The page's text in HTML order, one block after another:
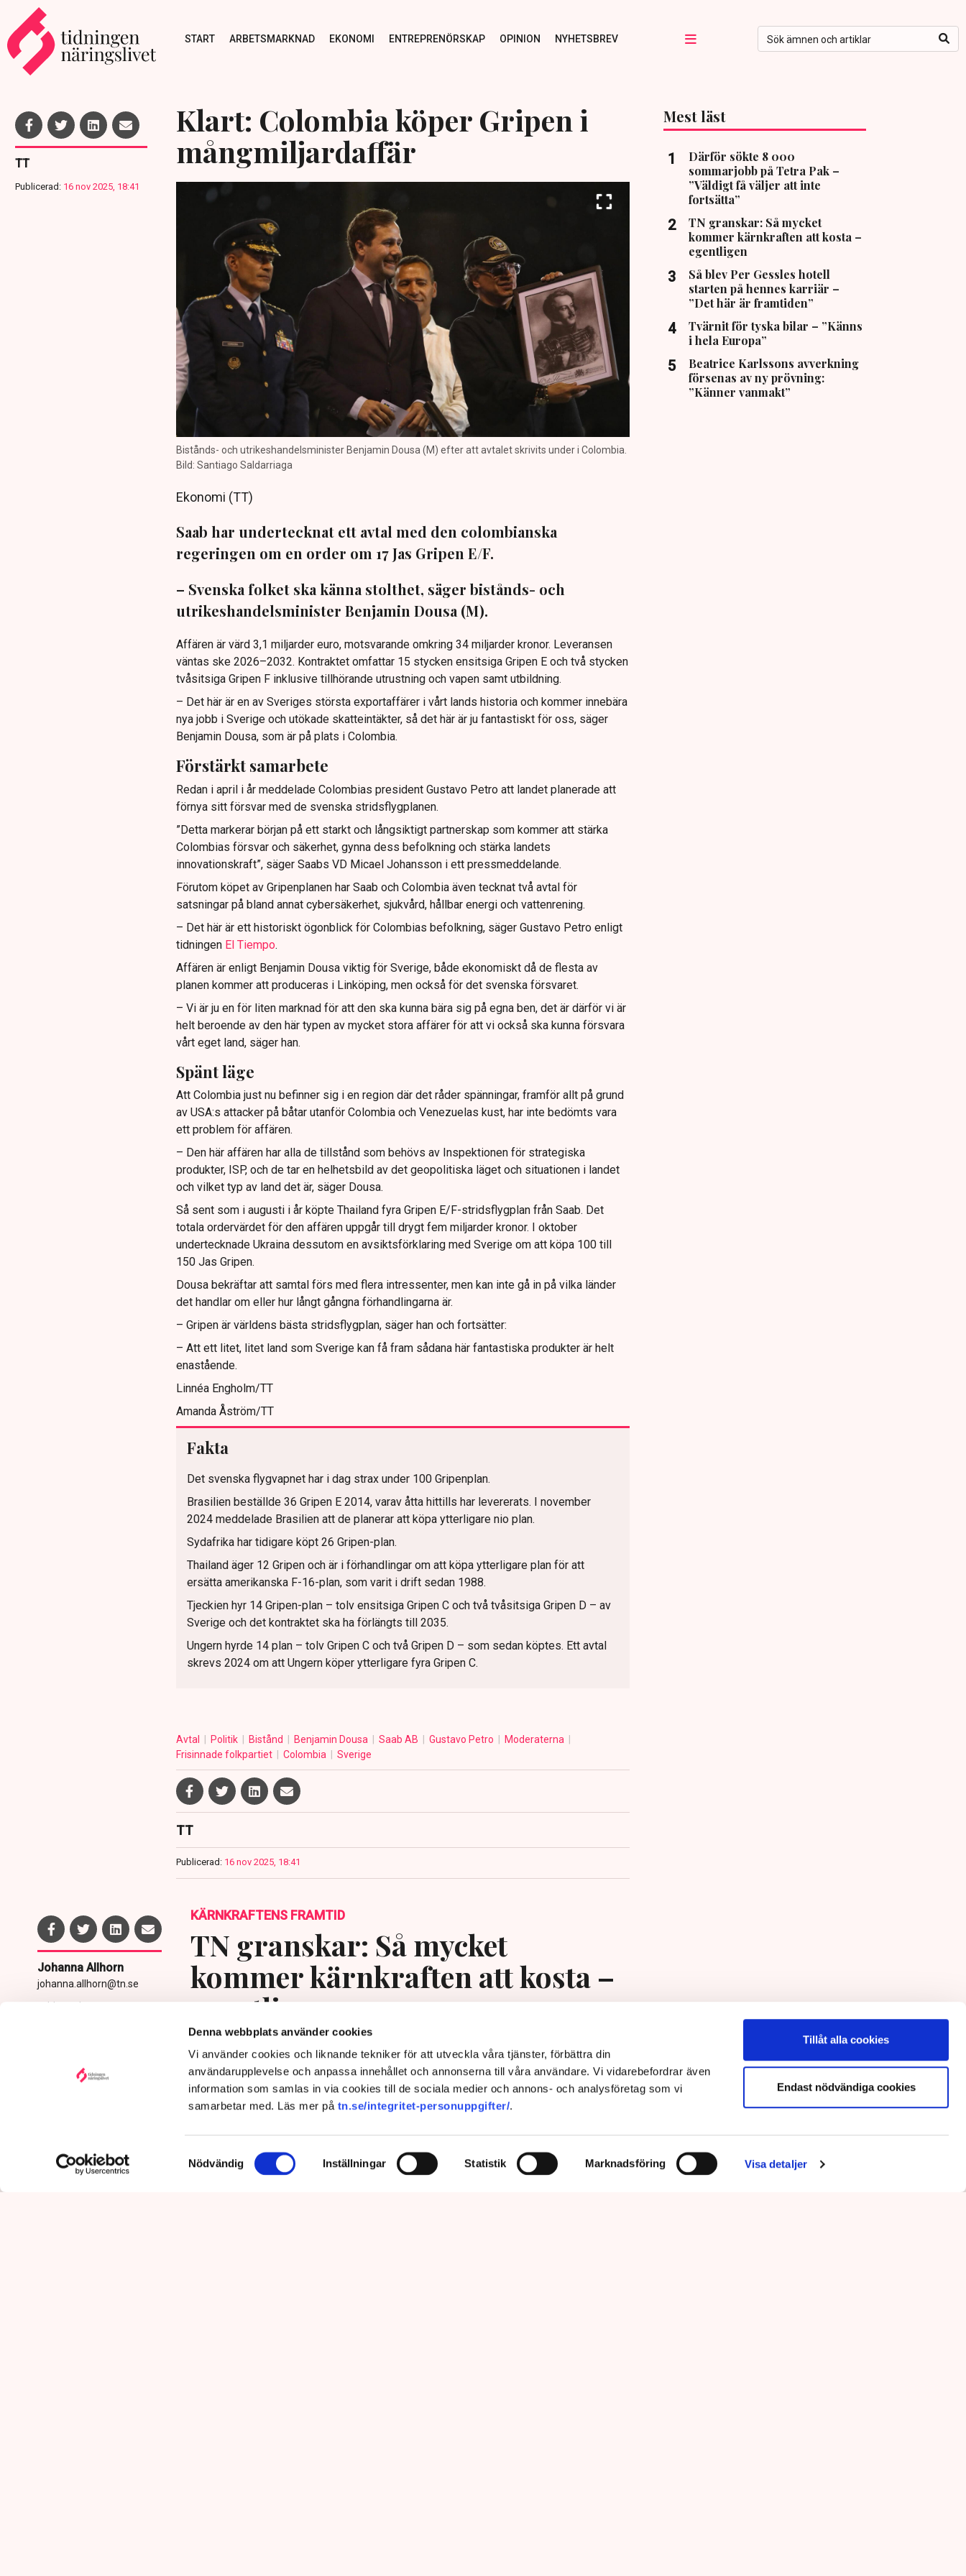
Denna webbplats använder cookies
Vi använder cookies och liknande tekniker för att utveckla våra tjänster, förbättra din
användarupplevelse och anpassa innehållet och annonserna till våra användare. Vi vidarebefordrar även
information som samlas in via cookies till de sociala medier och annons- och analysföretag som vi
samarbetar med. Läs mer på tn.se/integritet-personuppgifter/.
Samtyckesval
Nödvändig Inställningar Statistik Marknadsföring Visa detaljer
Tillåt alla cookies
Endast nödvändiga cookies
START ARBETSMARKNAD EKONOMI ENTREPRENÖRSKAP OPINION NYHETSBREV
TT
Publicerad: 16 nov 2025, 18:41
Klart: Colombia köper Gripen i
mångmiljardaffär
Bistånds- och utrikeshandelsminister Benjamin Dousa (M) efter att avtalet skrivits under i Colombia.
Bild: Santiago Saldarriaga
Ekonomi (TT)
Saab har undertecknat ett avtal med den colombianska
regeringen om en order om 17 Jas Gripen E/F.
– Svenska folket ska känna stolthet, säger bistånds- och
utrikeshandelsminister Benjamin Dousa (M).
Affären är värd 3,1 miljarder euro, motsvarande omkring 34 miljarder kronor. Leveransen
väntas ske 2026–2032. Kontraktet omfattar 15 stycken ensitsiga Gripen E och två stycken
tvåsitsiga Gripen F inklusive tillhörande utrustning och vapen samt utbildning.
– Det här är en av Sveriges största exportaffärer i vårt lands historia och kommer innebära
nya jobb i Sverige och utökade skatteintäkter, så det här är ju fantastiskt för oss, säger
Benjamin Dousa, som är på plats i Colombia.
Förstärkt samarbete
Redan i april i år meddelade Colombias president Gustavo Petro att landet planerade att
förnya sitt försvar med de svenska stridsflygplanen.
”Detta markerar början på ett starkt och långsiktigt partnerskap som kommer att stärka
Colombias försvar och säkerhet, gynna dess befolkning och stärka landets
innovationskraft”, säger Saabs VD Micael Johansson i ett pressmeddelande.
Förutom köpet av Gripenplanen har Saab och Colombia även tecknat två avtal för
satsningar på bland annat cybersäkerhet, sjukvård, hållbar energi och vattenrening.
– Det här är ett historiskt ögonblick för Colombias befolkning, säger Gustavo Petro enligt
tidningen El Tiempo.
Affären är enligt Benjamin Dousa viktig för Sverige, både ekonomiskt då de flesta av
planen kommer att produceras i Linköping, men också för det svenska försvaret.
– Vi är ju en för liten marknad för att den ska kunna bära sig på egna ben, det är därför vi är
helt beroende av den här typen av mycket stora affärer för att vi också ska kunna försvara
vårt eget land, säger han.
Spänt läge
Att Colombia just nu befinner sig i en region där det råder spänningar, framför allt på grund
av USA:s attacker på båtar utanför Colombia och Venezuelas kust, har inte bedömts vara
ett problem för affären.
– Den här affären har alla de tillstånd som behövs av Inspektionen för strategiska
produkter, ISP, och de tar en helhetsbild av det geopolitiska läget och situationen i landet
och vilket typ av land det är, säger Dousa.
Så sent som i augusti i år köpte Thailand fyra Gripen E/F-stridsflygplan från Saab. Det
totala ordervärdet för den affären uppgår till drygt fem miljarder kronor. I oktober
undertecknade Ukraina dessutom en avsiktsförklaring med Sverige om att köpa 100 till
150 Jas Gripen.
Dousa bekräftar att samtal förs med flera intressenter, men kan inte gå in på vilka länder
det handlar om eller hur långt gångna förhandlingarna är.
– Gripen är världens bästa stridsflygplan, säger han och fortsätter:
– Att ett litet, litet land som Sverige kan få fram sådana här fantastiska produkter är helt
enastående.
Linnéa Engholm/TT
Amanda Åström/TT
Fakta
Det svenska flygvapnet har i dag strax under 100 Gripenplan.
Brasilien beställde 36 Gripen E 2014, varav åtta hittills har levererats. I november
2024 meddelade Brasilien att de planerar att köpa ytterligare nio plan.
Sydafrika har tidigare köpt 26 Gripen-plan.
Thailand äger 12 Gripen och är i förhandlingar om att köpa ytterligare plan för att
ersätta amerikanska F-16-plan, som varit i drift sedan 1988.
Tjeckien hyr 14 Gripen-plan – tolv ensitsiga Gripen C och två tvåsitsiga Gripen D – av
Sverige och det kontraktet ska ha förlängts till 2035.
Ungern hyrde 14 plan – tolv Gripen C och två Gripen D – som sedan köptes. Ett avtal
skrevs 2024 om att Ungern köper ytterligare fyra Gripen C.
Avtal Politik Bistånd Benjamin Dousa Saab AB Gustavo Petro
Moderaterna
Frisinnade folkpartiet
Colombia Sverige
TT
Publicerad: 16 nov 2025, 18:41
Mest läst
Därför sökte 8 000
sommarjobb på Tetra Pak –
”Väldigt få väljer att inte
fortsätta”
TN granskar: Så mycket
kommer kärnkraften att kosta –
egentligen
Så blev Per Gessles hotell
starten på hennes karriär –
”Det här är framtiden”
Tvärnit för tyska bilar – ”Känns
i hela Europa”
Beatrice Karlssons avverkning
försenas av ny prövning:
”Känner vanmakt”
Johanna Allhorn
johanna.allhorn@tn.se
Publicerad:
KÄRNKRAFTENS FRAMTID
TN granskar: Så mycket
kommer kärnkraften att kosta –
egentligen